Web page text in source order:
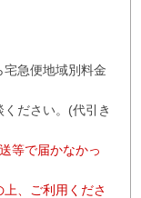
宅急便地域別料金
ださい。(代引き
等で届かなかっ
上、ご利用くださ